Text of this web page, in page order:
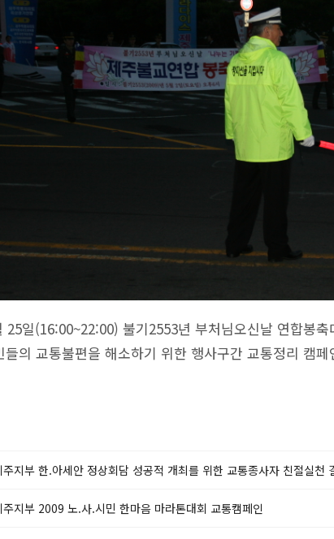
25일(16:00~22:00) 불기2553년 부처님오신날 연합봉
들의 교통불편을 해소하기 위한 행사구간 교통정리 캠페
주지부 한.아세안 정상회담 성공적 개최를 위한 교통종사자 친절실천
주지부 2009 노.사.시민 한마음 마라톤대회 교통캠페인